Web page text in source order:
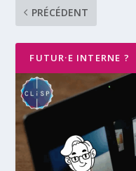
PRÉCÉDENT
FUTUR·E INTERNE ?